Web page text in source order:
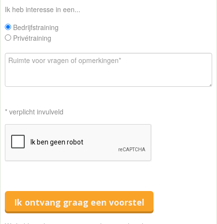
Ik heb interesse in een...
Bedrijfstraining
Privétraining
* verplicht invulveld
Ik ontvang graag een voorstel